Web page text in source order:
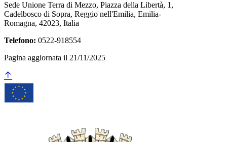
Sede Unione Terra di Mezzo, Piazza della Libertà, 1,
Cadelbosco di Sopra, Reggio nell'Emilia, Emilia-
Romagna, 42023, Italia
Telefono: 0522-918554
Pagina aggiornata il 21/11/2025